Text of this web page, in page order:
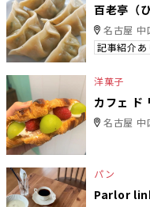
百老亭（
名古屋 中
記事紹介あ
洋菓子
カフェ ド
名古屋 中
パン
Parlor